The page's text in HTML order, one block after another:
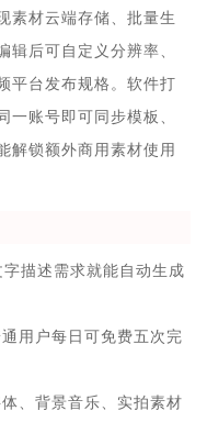
素材云端存储、批量生
辑后可自定义分辨率、
平台发布规格。软件打
一账号即可同步模板、
解锁额外商用素材使用
描述需求就能自动生成
用户每日可免费五次完
、背景音乐、实拍素材